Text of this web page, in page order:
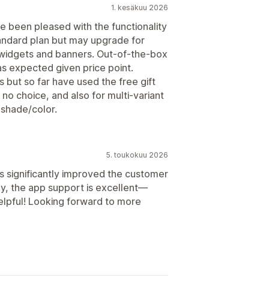
1. kesäkuu 2026
been pleased with the functionality
plan but may upgrade for
and banners. Out-of-the-box
expected given price point.
but so far have used the free gift
choice, and also for multi-variant
color.
5. toukokuu 2026
significantly improved the customer
the app support is excellent—
Looking forward to more